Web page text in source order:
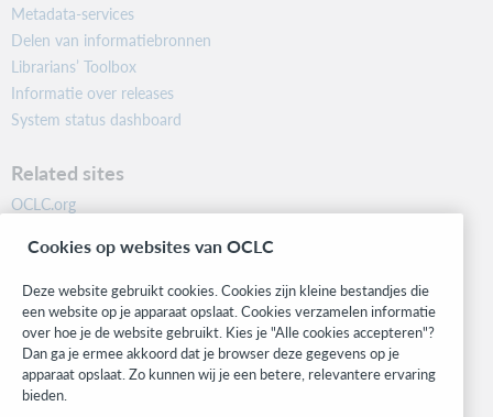
Metadata-services
Delen van informatiebronnen
Librarians’ Toolbox
Informatie over releases
System status dashboard
Related sites
OCLC.org
Community
Research
WebJunction
Developer Network
Stay in the know.
Cookies op websites van OCLC
Deze website gebruikt cookies. Cookies zijn kleine bestandjes die
een website op je apparaat opslaat. Cookies verzamelen informatie
over hoe je de website gebruikt. Kies je "Alle cookies accepteren"?
Dan ga je ermee akkoord dat je browser deze gegevens op je
apparaat opslaat. Zo kunnen wij je een betere, relevantere ervaring
bieden.